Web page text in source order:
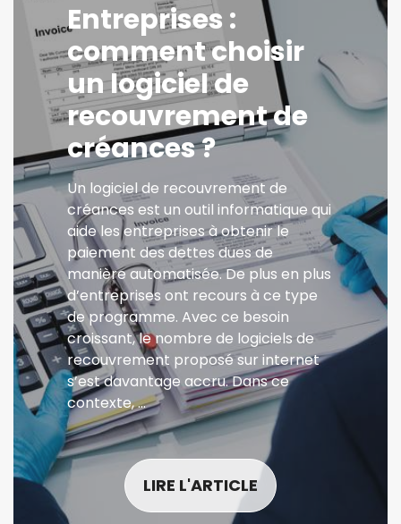
Entreprises :
comment choisir
un logiciel de
recouvrement de
créances ?
Un logiciel de recouvrement de
créances est un outil informatique qui
aide les entreprises à obtenir le
paiement des dettes dues de
manière automatisée. De plus en plus
d’entreprises ont recours à ce type
de programme. Avec ce besoin
croissant, le nombre de logiciels de
recouvrement proposé sur internet
s’est davantage accru. Dans ce
contexte, …
LIRE L'ARTICLE